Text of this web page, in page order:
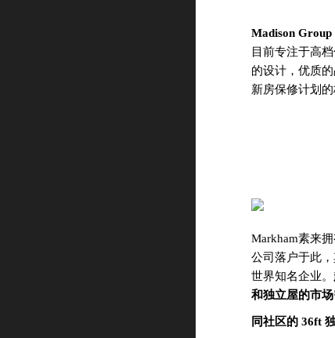
Madison Group
目前专注于高
的设计，优质
新房保修计划的
Markham素来
公司落户于此
世界知名企业。
和独立屋的市场
同社区的 36ft